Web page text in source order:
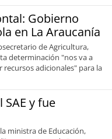
Gobierno
en La Araucanía
de Agricultura,
determinación "nos va a
adicionales" para la
y fue
ministra de Educación,